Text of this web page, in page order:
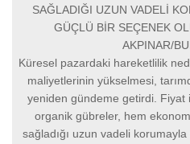
SAĞLADIĞI UZUN VADELİ
GÜÇLÜ BİR SEÇENEK
AKPINAR/
Küresel pazardaki hareketlilik
maliyetlerinin yükselmesi,
yeniden gündeme getirdi. Fiyat
organik gübreler, hem
sağladığı uzun vadeli